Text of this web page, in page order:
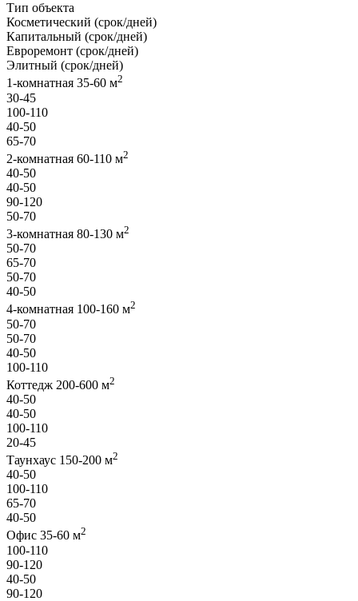
Тип объекта
Косметический (срок/дней)
Капитальный (срок/дней)
Евроремонт (срок/дней)
Элитный (срок/дней)
1-комнатная 35-60 м2
30-45
100-110
40-50
65-70
2-комнатная 60-110 м2
40-50
40-50
90-120
50-70
3-комнатная 80-130 м2
50-70
65-70
50-70
40-50
4-комнатная 100-160 м2
50-70
50-70
40-50
100-110
Коттедж 200-600 м2
40-50
40-50
100-110
20-45
Таунхаус 150-200 м2
40-50
100-110
65-70
40-50
Офис 35-60 м2
100-110
90-120
40-50
90-120